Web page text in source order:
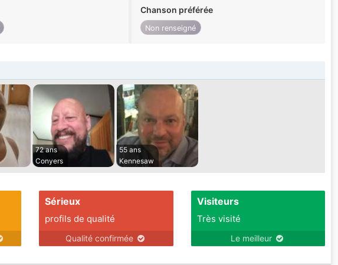
Chanson préférée
Non renseigné
72 ans
Conyers
55 ans
Kennesaw
Sérieux
profils de qualité
Qualité confirmée
Visiteurs
Très visité
Le meilleur